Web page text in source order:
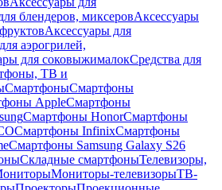
блендеров, миксеровАксессуары
Аксессуары для
аэрогрилей,
для соковыжималокСредства для
ТВ и
СмартфоныСмартфоны
AppleСмартфоны
Смартфоны HonorСмартфоны
Смартфоны InfinixСмартфоны
Смартфоны Samsung Galaxy S26
Складные смартфоныТелевизоры,
Мониторы-телевизорыТВ-